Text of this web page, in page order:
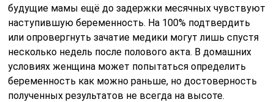
будущие мамы ещё до задержки месячных чувствуют
наступившую беременность. На 100% подтвердить
или опровергнуть зачатие медики могут лишь спустя
несколько недель после полового акта. В домашних
условиях женщина может попытаться определить
беременность как можно раньше, но достоверность
полученных результатов не всегда на высоте.